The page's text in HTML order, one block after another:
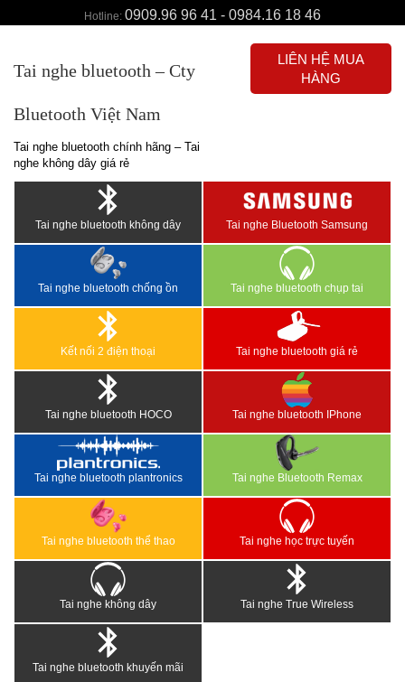
Hotline: 0909.96 96 41 - 0984.16 18 46
Tai nghe bluetooth – Cty
Bluetooth Việt Nam
Tai nghe bluetooth chính hãng – Tai
nghe không dây giá rẻ
LIÊN HỆ MUA
HÀNG
Tai nghe bluetooth không dây Tai nghe Bluetooth Samsung
Tai nghe bluetooth chống ồn Tai nghe bluetooth chụp tai
Kết nối 2 điện thoại Tai nghe bluetooth giá rẻ
Tai nghe bluetooth HOCO Tai nghe bluetooth IPhone
Tai nghe bluetooth plantronics Tai nghe Bluetooth Remax
Tai nghe bluetooth thể thao Tai nghe học trực tuyến
Tai nghe không dây Tai nghe True Wireless
Tai nghe bluetooth khuyến mãi